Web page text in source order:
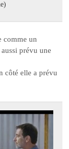
comme un
prévu une
côté elle a prévu